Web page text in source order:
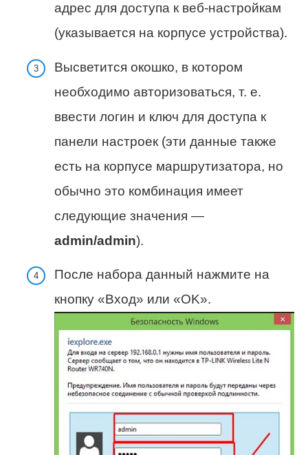
адрес для доступа к веб-настройкам
(указывается на корпусе устройства).
Высветится окошко, в котором
необходимо авторизоваться, т. е.
ввести логин и ключ для доступа к
панели настроек (эти данные также
есть на корпусе маршрутизатора, но
обычно это комбинация имеет
следующие значения —
admin/admin).
После набора данный нажмите на
кнопку «Вход» или «OK».